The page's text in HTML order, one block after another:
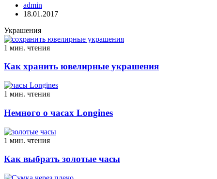
admin
18.01.2017
Украшения
1 мин. чтения
Как хранить ювелирные украшения
1 мин. чтения
Немного о часах Longines
1 мин. чтения
Как выбрать золотые часы